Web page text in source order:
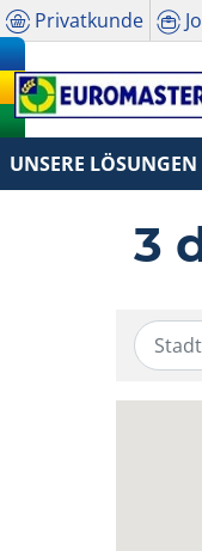
Privatkunde
UNSERE LÖSUNGEN
3